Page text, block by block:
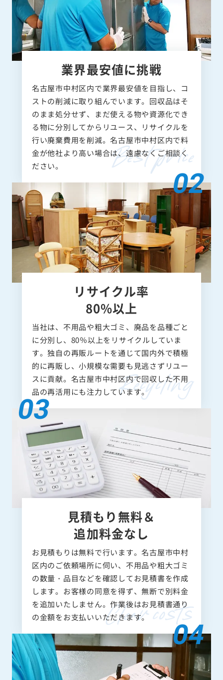
業界最安値に挑戦
名古屋市中村区内で業界最安値を目指し、コ
ストの削減に取り組んでいます。回収品はそ
のまま処分せず、まだ使える物や資源化でき
る物に分別してからリユース、リサイクルを
行い廃棄費用を削減。名古屋市中村区内で料
金が他社より高い場合は、遠慮なくご相談く
ださい。
リサイクル率
80%以上
当社は、不用品や粗大ゴミ、廃品を品種ごと
に分別し、80％以上をリサイクルしていま
す。独自の再販ルートを通じて国内外で積極
的に再販し、小規模な需要も見逃さずリユー
スに貢献。名古屋市中村区内で回収した不用
品の再活用にも注力しています。
見積もり無料＆
追加料金なし
お見積もりは無料で行います。名古屋市中村
区内のご依頼場所に伺い、不用品や粗大ゴミ
の数量・品目などを確認してお見積書を作成
します。お客様の同意を得ず、無断で別料金
を追加いたしません。作業後はお見積書通り
の金額をお支払いいただきます。